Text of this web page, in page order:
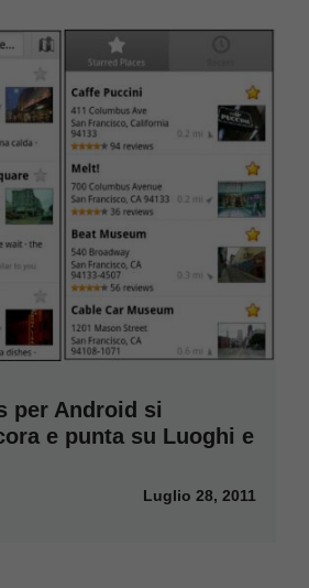
per Android si
e punta su Luoghi e
Luglio 28, 2011